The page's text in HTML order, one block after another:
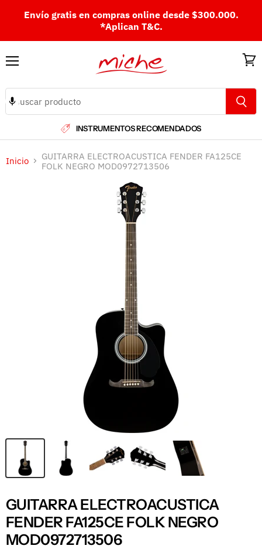
Envío gratis en compras online desde $300.000.
*Aplican T&C.
INSTRUMENTOS RECOMENDADOS
Inicio
GUITARRA ELECTROACUSTICA FENDER FA125CE
FOLK NEGRO MOD0972713506
GUITARRA ELECTROACUSTICA
FENDER FA125CE FOLK NEGRO
MOD0972713506